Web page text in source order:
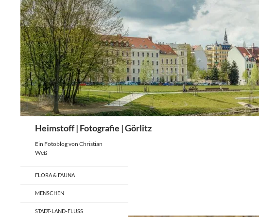
springen
Heimstoff | Fotografie | Görlitz
Ein Fotoblog von Christian
Weß
FLORA & FAUNA
MENSCHEN
STADT-LAND-FLUSS